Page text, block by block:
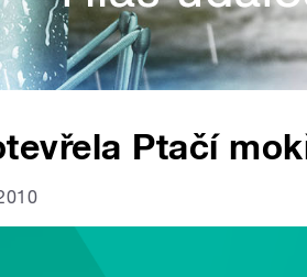
Ptačí